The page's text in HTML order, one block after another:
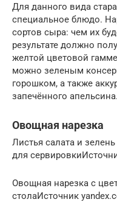
Для данного вида
специальное блюдо.
сортов сыра: чем их
результате должно
желтой цветовой
можно зеленым
горошком, а также
запечённого апельсина.
Овощная нарезка
Листья салата и
для
Овощная нарезка с
столаИсточник